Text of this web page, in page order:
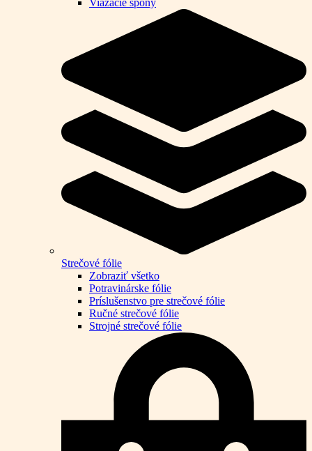
Viazacie spony
Strečové fólie
Zobraziť všetko
Potravinárske fólie
Príslušenstvo pre strečové fólie
Ručné strečové fólie
Strojné strečové fólie